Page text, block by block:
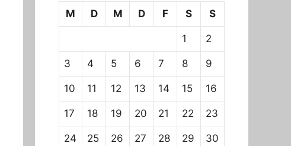
M
D M D F S S
1 2
3 4 5 6 7 8 9
10 11 12 13 14 15 16
17 18 19 20 21 22 23
24 25 26 27 28 29 30